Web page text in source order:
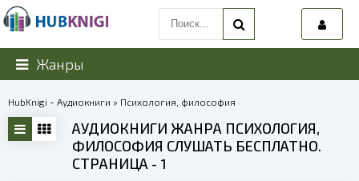
Жанры
HubKnigi - Аудиокниги » Психология, философия
АУДИОКНИГИ ЖАНРА ПСИХОЛОГИЯ,
ФИЛОСОФИЯ СЛУШАТЬ БЕСПЛАТНО.
СТРАНИЦА - 1